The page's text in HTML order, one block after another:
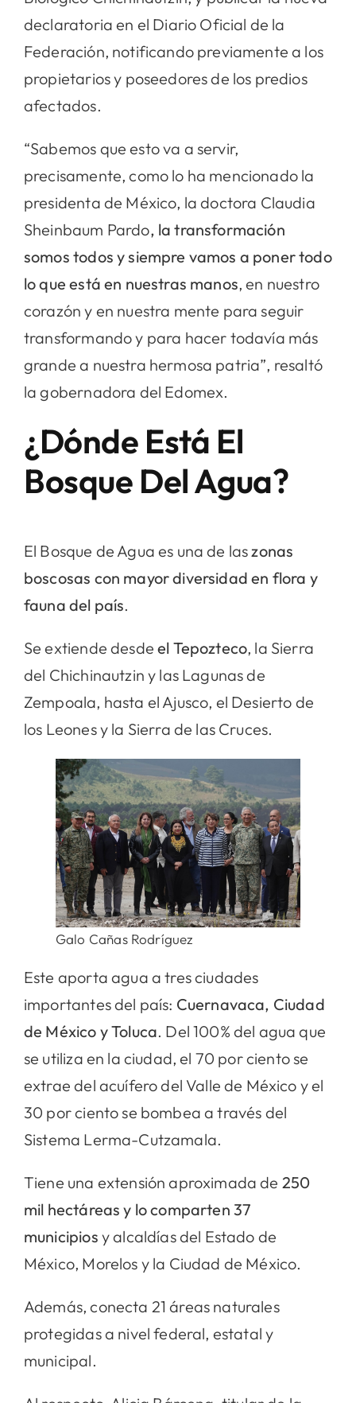
declaratoria en el Diario Oficial de la
Federación, notificando previamente a los
propietarios y poseedores de los predios
afectados.
“Sabemos que esto va a servir,
precisamente, como lo ha mencionado la
presidenta de México, la doctora Claudia
Sheinbaum Pardo, la transformación
somos todos y siempre vamos a poner todo
lo que está en nuestras manos, en nuestro
corazón y en nuestra mente para seguir
transformando y para hacer todavía más
grande a nuestra hermosa patria”, resaltó
la gobernadora del Edomex.
¿Dónde Está El
Bosque Del Agua?
El Bosque de Agua es una de laszonas
boscosas con mayor diversidad en flora y
fauna del país.
Se extiende desdeel Tepozteco, la Sierra
del Chichinautzin y las Lagunas de
Zempoala, hasta el Ajusco, el Desierto de
los Leones y la Sierra de las Cruces.
Galo Cañas Rodríguez
Este aporta agua a tres ciudades
importantes del país: Cuernavaca, Ciudad
de México y Toluca. Del 100% del agua que
se utiliza en la ciudad, el 70 por ciento se
extrae del acuífero del Valle de México y el
30 por ciento se bombea a través del
Sistema Lerma-Cutzamala.
Tiene una extensión aproximada de 250
mil hectáreas y lo comparten 37
municipios y alcaldías del Estado de
México, Morelos y la Ciudad de México.
Además, conecta 21 áreas naturales
protegidas a nivel federal, estatal y
municipal.